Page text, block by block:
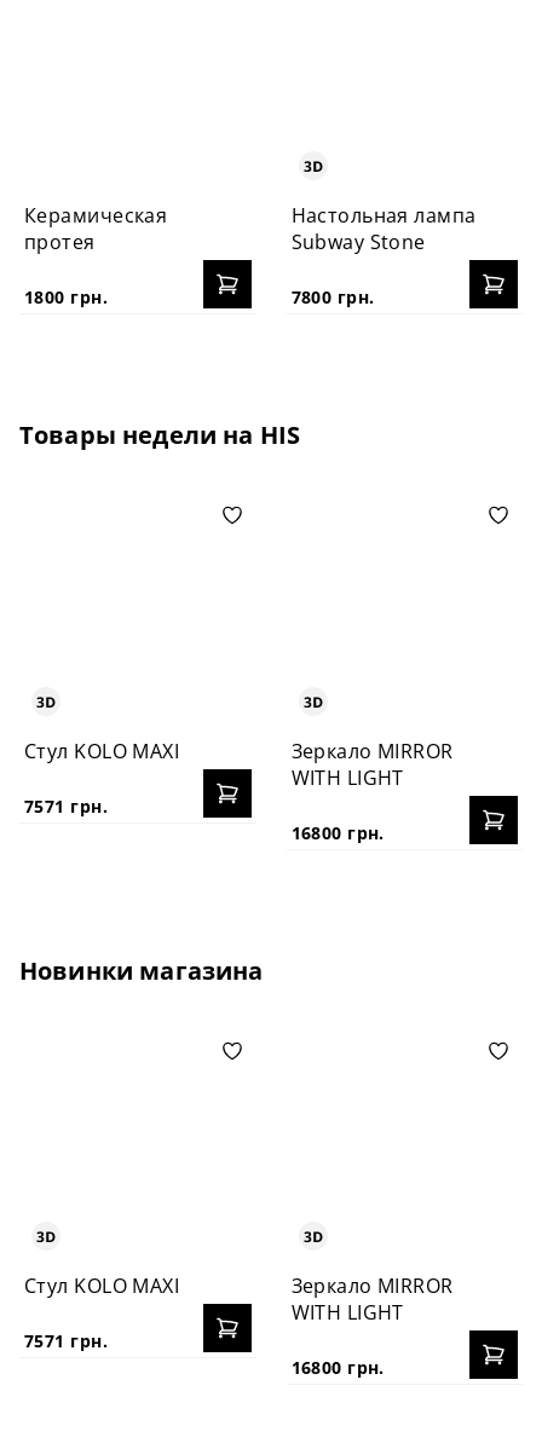
Керамическая
протея
1800 грн.
Настольная лампа
Subway Stone
7800 грн.
Товары недели на HIS
Стул KOLO MAXI
7571 грн.
Зеркало MIRROR
WITH LIGHT
16800 грн.
Новинки магазина
Стул KOLO MAXI
7571 грн.
Зеркало MIRROR
WITH LIGHT
16800 грн.